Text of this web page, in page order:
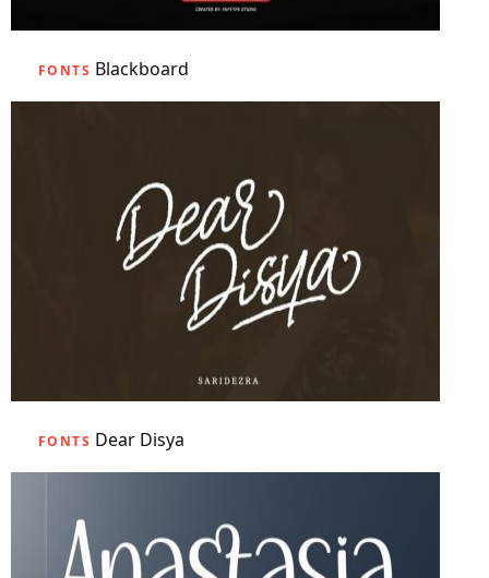
FONTS Blackboard
FONTS Dear Disya